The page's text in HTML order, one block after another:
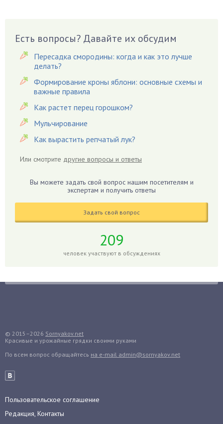
Вредители
Гацания
Гвоздики
Герань
Гиацинт
Гибискус
Гладиолусы
Грибы
Гуава
Гузмания
Есть вопросы? Давайте их обсудим
Пересадка смородины: когда и как это лучше
делать?
Формирование кроны яблони: основные схемы и
важные правила
Как растет перец горошком?
Мульчирование
Как вырастить репчатый лук?
Или смотрите другие вопросы и ответы
Вы можете задать свой вопрос нашим посетителям и
экспертам и получить ответы
Задать свой вопрос
209
человек участвуют в обсуждениях
© 2015–2026 Sornyakov.net
Красивые и урожайные грядки своими руками
По всем вопрос обращайтесь на e-mail admin@sornyakov.net
Пользовательское соглашение
Редакция, Контакты